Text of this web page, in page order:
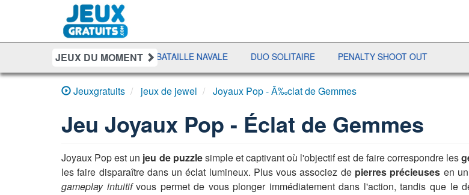
JEUX DU MOMENT
SHERIFF POKER BATAILLE NAVALE DUO SOLITAIRE PENALTY SHOOT OUT
Jeuxgratuits jeux de jewel Joyaux Pop - Ã‰clat de Gemmes
Jeu Joyaux Pop - Éclat de Gemmes
Joyaux Pop est un jeu de puzzlesimple et captivant où l'objectif est de faire correspondre les
les faire disparaître dans un éclat lumineux. Plus vous associez de pierres précieuses en
gameplay intuitifvous permet de vous plonger immédiatement dans l'action, tandis que le